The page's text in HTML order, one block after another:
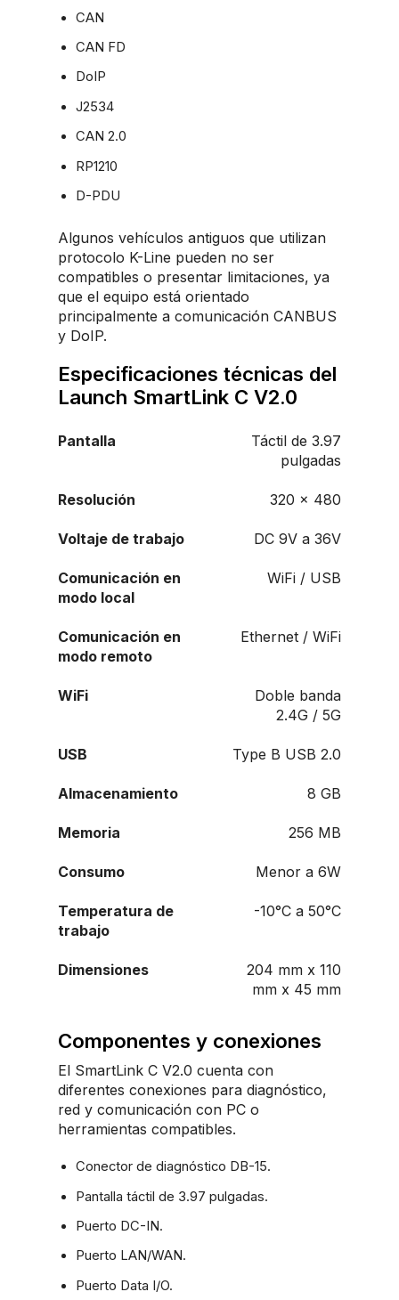
CAN
CAN FD
DoIP
J2534
CAN 2.0
RP1210
D-PDU
Algunos vehículos antiguos que utilizan
protocolo K-Line pueden no ser
compatibles o presentar limitaciones, ya
que el equipo está orientado
principalmente a comunicación CANBUS
y DoIP.
Especificaciones técnicas del
Launch SmartLink C V2.0
Pantalla
Táctil de 3.97
pulgadas
Resolución 320 x 480
Voltaje de trabajo DC 9V a 36V
Comunicación en
modo local
WiFi / USB
Comunicación en
modo remoto
Ethernet / WiFi
WiFi
Doble banda
2.4G / 5G
USB Type B USB 2.0
Almacenamiento 8 GB
Memoria 256 MB
Consumo Menor a 6W
Temperatura de
trabajo
-10°C a 50°C
Dimensiones
204 mm x 110
mm x 45 mm
Componentes y conexiones
El SmartLink C V2.0 cuenta con
diferentes conexiones para diagnóstico,
red y comunicación con PC o
herramientas compatibles.
Conector de diagnóstico DB-15.
Pantalla táctil de 3.97 pulgadas.
Puerto DC-IN.
Puerto LAN/WAN.
Puerto Data I/O.